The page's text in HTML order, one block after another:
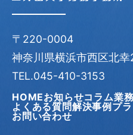
〒220-0004
神奈川県横浜市西区北
TEL.045-410-3153
HOMEお知らせコラム業
よくある質問解決事例プ
お問い合わせ